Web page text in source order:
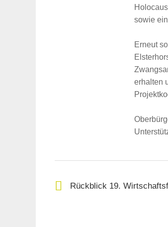
sowie
Erneut
erhalten
Rückblick 19.